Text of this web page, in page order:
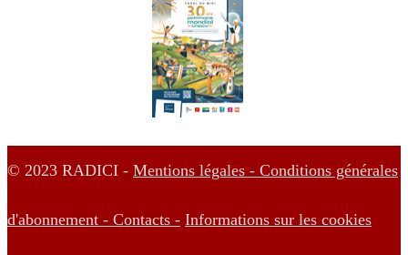
© 2023 RADICI - Mentions légales - Conditions générales
d'abonnement - Contacts - Informations sur les cookies